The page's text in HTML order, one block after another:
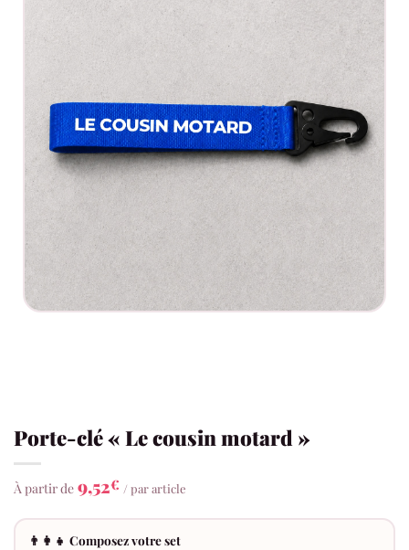
Porte-clé « Le cousin motard »
À partir de 9,52€ / par article
👨‍👩‍👧 Composez votre set